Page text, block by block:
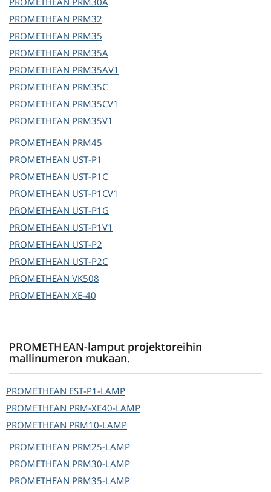
PROMETHEAN PRM32
PROMETHEAN PRM35
PROMETHEAN PRM35A
PROMETHEAN PRM35AV1
PROMETHEAN PRM35C
PROMETHEAN PRM35CV1
PROMETHEAN PRM35V1
PROMETHEAN PRM45
PROMETHEAN UST-P1
PROMETHEAN UST-P1C
PROMETHEAN UST-P1CV1
PROMETHEAN UST-P1G
PROMETHEAN UST-P1V1
PROMETHEAN UST-P2
PROMETHEAN UST-P2C
PROMETHEAN VK508
PROMETHEAN XE-40
PROMETHEAN-lamput projektoreihin
mallinumeron mukaan.
PROMETHEAN EST-P1-LAMP
PROMETHEAN PRM-XE40-LAMP
PROMETHEAN PRM10-LAMP
PROMETHEAN PRM25-LAMP
PROMETHEAN PRM30-LAMP
PROMETHEAN PRM35-LAMP